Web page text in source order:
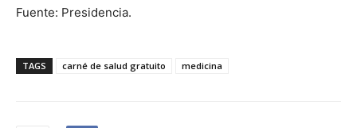
Fuente: Presidencia.
TAGS carné de salud gratuito medicina